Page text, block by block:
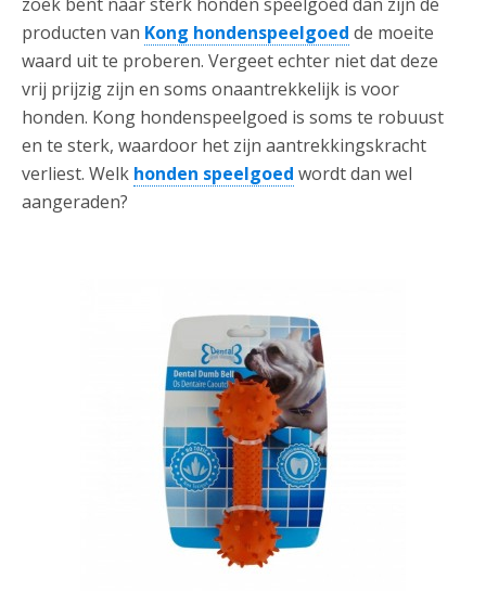
producten van Kong hondenspeelgoed de moeite
waard uit te proberen. Vergeet echter niet dat deze
vrij prijzig zijn en soms onaantrekkelijk is voor
honden. Kong hondenspeelgoed is soms te robuust
en te sterk, waardoor het zijn aantrekkingskracht
verliest. Welk honden speelgoed wordt dan wel
aangeraden?